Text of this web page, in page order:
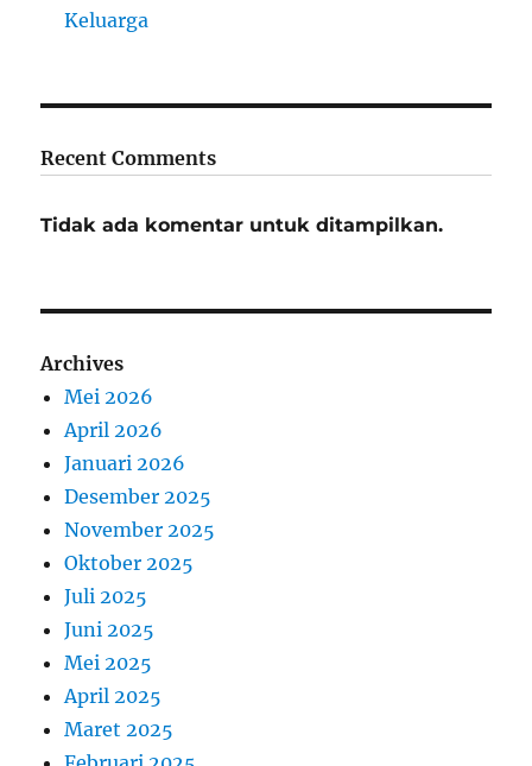
Keluarga
Recent Comments
Tidak ada komentar untuk ditampilkan.
Archives
Mei 2026
April 2026
Januari 2026
Desember 2025
November 2025
Oktober 2025
Juli 2025
Juni 2025
Mei 2025
April 2025
Maret 2025